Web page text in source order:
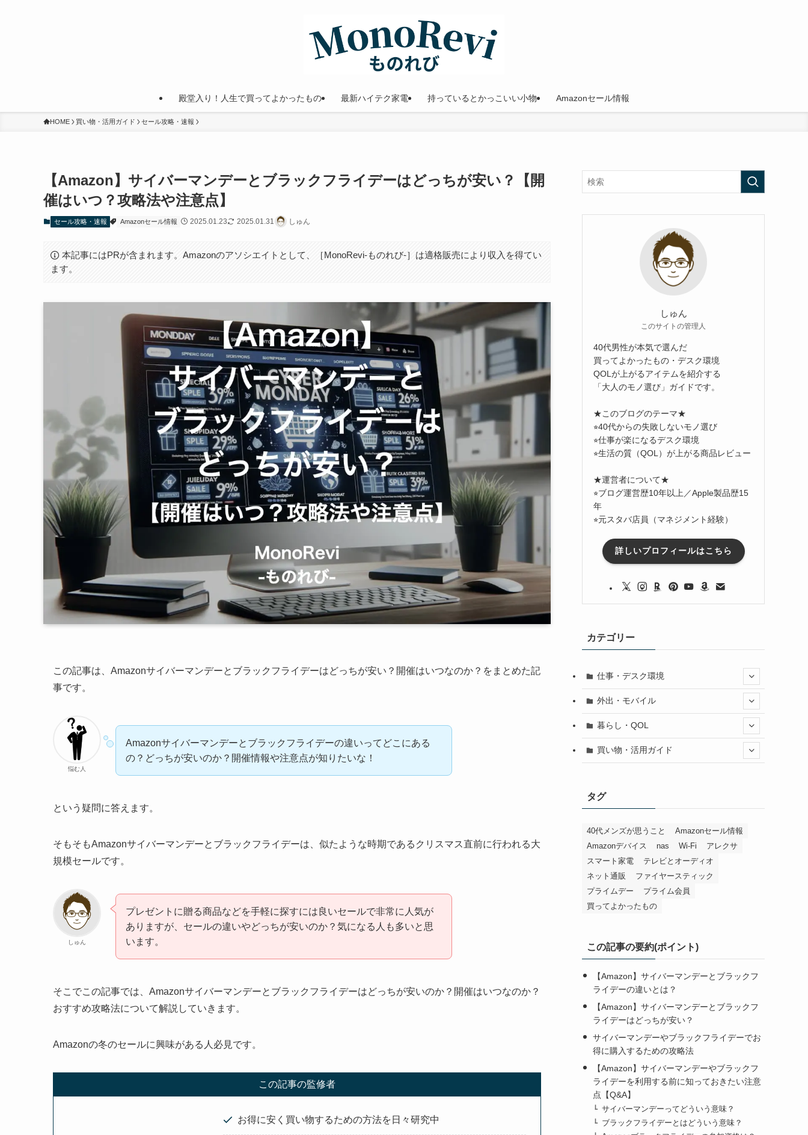
殿堂入り！人生で買ってよかったもの 最新ハイテク家電 持っているとかっこいい小物 Amazonセール情報
HOME 買い物・活用ガイド セール攻略・速報
【Amazon】サイバーマンデーとブラックフライデーはどっちが安い？【開
催はいつ？攻略法や注意点】
セール攻略・速報 Amazonセール情報 2025.01.23 2025.01.31 しゅん
本記事にはPRが含まれます。Amazonのアソシエイトとして、［MonoRevi-ものれび-］は適格販売により収入を得てい
ます。
この記事は、Amazonサイバーマンデーとブラックフライデーはどっちが安い？開催はいつなのか？をまとめた記
事です。
悩む人
Amazonサイバーマンデーとブラックフライデーの違いってどこにある
の？どっちが安いのか？開催情報や注意点が知りたいな！
という疑問に答えます。
そもそもAmazonサイバーマンデーとブラックフライデーは、似たような時期であるクリスマス直前に行われる大
規模セールです。
しゅん
プレゼントに贈る商品などを手軽に探すには良いセールで非常に人気が
ありますが、セールの違いやどっちが安いのか？気になる人も多いと思
います。
そこでこの記事では、Amazonサイバーマンデーとブラックフライデーはどっちが安いのか？開催はいつなのか？
おすすめ攻略法について解説していきます。
Amazonの冬のセールに興味がある人必見です。
この記事の監修者
お得に安く買い物するための方法を日々研究中
しゅん
このサイトの管理人
40代男性が本気で選んだ
買ってよかったもの・デスク環境
QOLが上がるアイテムを紹介する
「大人のモノ選び」ガイドです。
★このブログのテーマ★
⭐︎40代からの失敗しないモノ選び
⭐︎仕事が楽になるデスク環境
⭐︎生活の質（QOL）が上がる商品レビュー
★運営者について★
⭐︎ブログ運営歴10年以上／Apple製品歴15
年
⭐︎元スタバ店員（マネジメント経験）
詳しいプロフィールはこちら
カテゴリー
仕事・デスク環境
外出・モバイル
暮らし・QOL
買い物・活用ガイド
タグ
40代メンズが思うこと
Amazonセール情報
Amazonデバイス
nas Wi-Fi
アレクサ
スマート家電
テレビとオーディオ
ネット通販
ファイヤースティック
プライムデー
プライム会員
買ってよかったもの
この記事の要約(ポイント)
【Amazon】サイバーマンデーとブラックフ
ライデーの違いとは？
【Amazon】サイバーマンデーとブラックフ
ライデーはどっちが安い？
サイバーマンデーやブラックフライデーでお
得に購入するための攻略法
【Amazon】サイバーマンデーやブラックフ
ライデーを利用する前に知っておきたい注意
点【Q&A】
サイバーマンデーってどういう意味？
ブラックフライデーとはどういう意味？